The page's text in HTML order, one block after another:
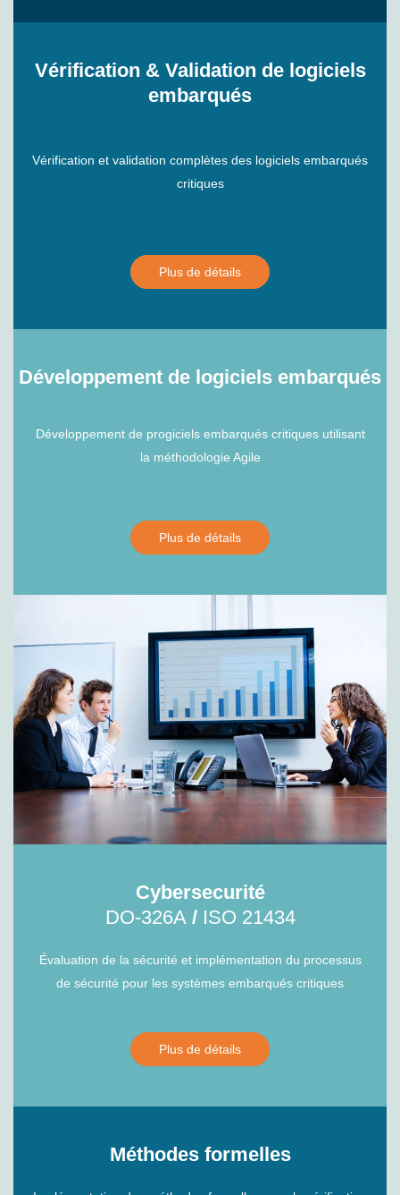
Vérification & Validation de logiciels
embarqués
Vérification et validation complètes des logiciels embarqués
critiques
Plus de détails
Développement de logiciels embarqués
Développement de progiciels embarqués critiques utilisant
la méthodologie Agile
Plus de détails
Cybersecurité
DO-326A / ISO 21434
Évaluation de la sécurité et implémentation du processus
de sécurité pour les systèmes embarqués critiques
Plus de détails
Méthodes formelles